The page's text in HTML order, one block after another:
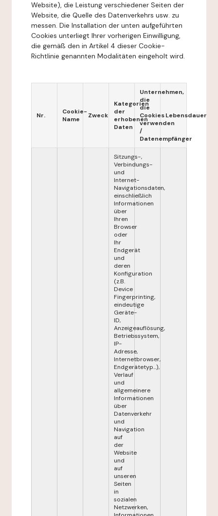
Website), die Leistung verschiedener Seiten der
Website, die Quelle des Datenverkehrs usw. zu
messen. Die Installation der unten aufgeführten
Cookies unterliegt Ihrer vorherigen Einwilligung,
die gemäß den in Artikel 4 dieser Cookie-
Richtlinie genannten Modalitäten eingeholt wird.
Nr.
Cookie-
Name
Zweck
Kategorien
der
erhobenen
Daten
Unternehmen,
die
die
Cookies
verwenden
/
Datenempfänger
Lebensdauer
Sitzungs-,
Verbindungs-
und
Internet-
Navigationsdaten,
einschließlich
Informationen
über
Ihren
Browser
oder
Ihr
Endgerät
und
deren
Konfiguration
(z.B.
Device
Fingerprinting,
eindeutige
Geräte-
ID,
Anzeigeauflösung,
Betriebssystem,
IP-
Adresse,
Internetbrowser,
Endgerätetyp...),
Verlauf
und
allgemeinere
Informationen
über
Datenverkehr
und
Navigation
auf
der
Website
und
auf
unseren
Seiten
in
sozialen
Netzwerken,